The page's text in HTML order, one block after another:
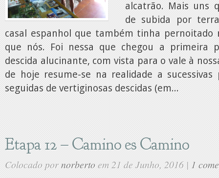
alcatrão. Mais uns
de subida por
casal espanhol que também tinha pernoitado
que nós. Foi nessa que chegou a primeira
descida alucinante, com vista para o vale à
de hoje resume-se na realidade a
seguidas de vertiginosas descidas (em...
Etapa 12 – Camino es Camino
Colocado pornorberto em 21 de Junho, 2016 | 1